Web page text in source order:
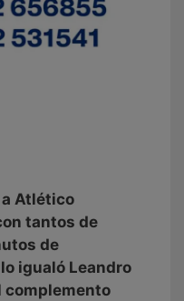
Atlético
tantos de
de
igualó Leandro
complemento